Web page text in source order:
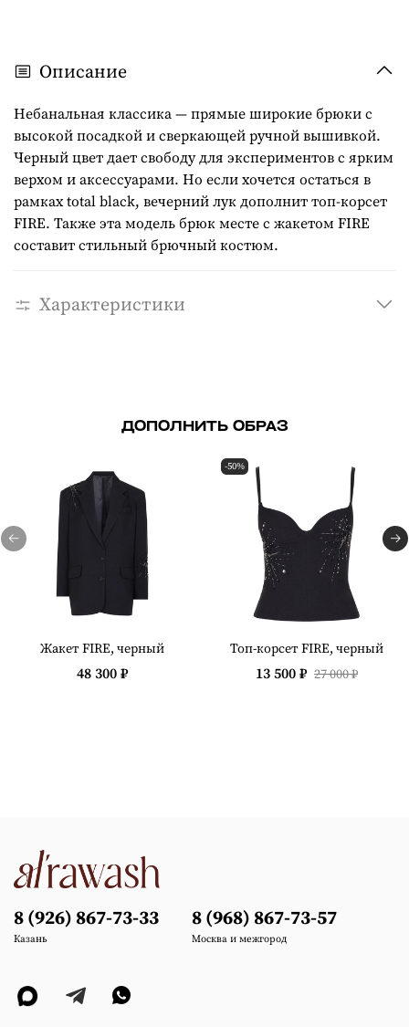
Описание
Небанальная классика — прямые широкие брюки с
высокой посадкой и сверкающей ручной вышивкой.
Черный цвет дает свободу для экспериментов с ярким
верхом и аксессуарами. Но если хочется остаться в
рамках total black, вечерний лук дополнит топ-корсет
FIRE. Также эта модель брюк месте с жакетом FIRE
составит стильный брючный костюм.
Характеристики
ДОПОЛНИТЬ ОБРАЗ
Жакет FIRE, черный
48 300 ₽
-50%
Топ-корсет FIRE, черный
13 500 ₽ 27 000 ₽
8 (926) 867-73-33
Казань
8 (968) 867-73-57
Москва и межгород